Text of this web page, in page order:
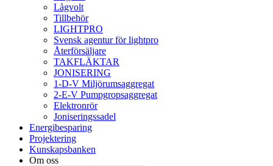
Lågvolt
Tillbehör
LIGHTPRO
Svensk agentur för lightpro
Återförsäljare
TAKFLÄKTAR
JONISERING
1-D-V Miljörumsaggregat
2-E-V Pumpgropsaggregat
Elektronrör
Joniseringssadel
Energibesparing
Projektering
Kunskapsbanken
Om oss